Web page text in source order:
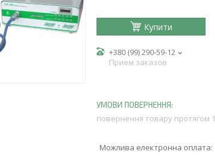
Купити
+380 (99) 290-59-12
Прием заказов
повернення товару протягом